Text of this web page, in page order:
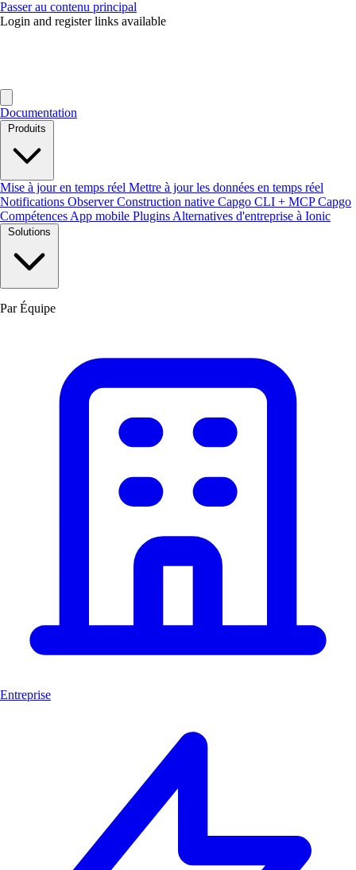
Passer au contenu principal
Login and register links available
Documentation
Produits
Mise à jour en temps réel Mettre à jour les données en temps réel
Notifications ObserverConstruction native Capgo CLI + MCPCapgo
Compétences App mobile Plugins Alternatives d'entreprise à Ionic
Solutions
Par Équipe
Entreprise